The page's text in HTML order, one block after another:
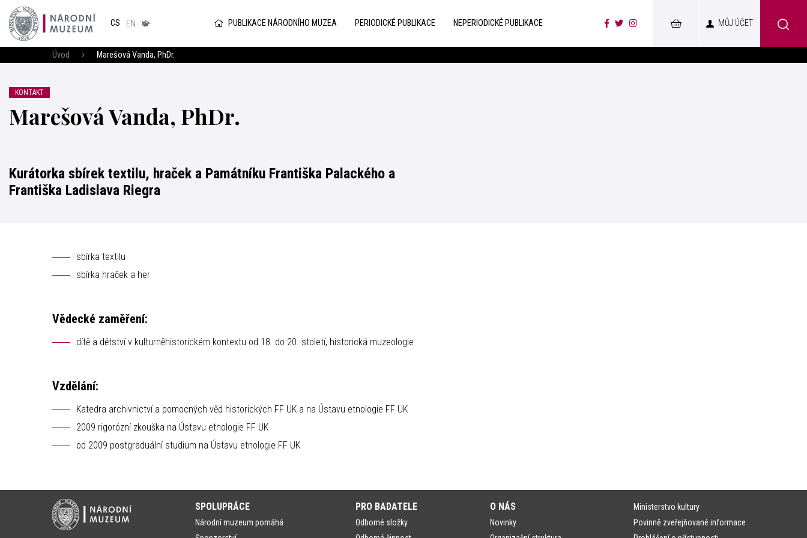
CS EN
v českém
PUBLIKACE NÁRODNÍHO MUZEA PERIODICKÉ PUBLIKACE NEPERIODICKÉ PUBLIKACE MŮJ ÚČET
Úvod Marešová Vanda, PhDr.
KONTAKT
Marešová Vanda, PhDr.
Kurátorka sbírek textilu, hraček a Památníku Františka Palackého a
Františka Ladislava Riegra
sbírka textilu
sbírka hraček a her
Vědecké zaměření:
dítě a dětství v kulturněhistorickém kontextu od 18. do 20. století, historická muzeologie
Vzdělání:
Katedra archivnictví a pomocných věd historických FF UK a na Ústavu etnologie FF UK
2009 rigorózní zkouška na Ústavu etnologie FF UK
od 2009 postgraduální studium na Ústavu etnologie FF UK
SPOLUPRÁCE
Národní muzeum pomáhá
PRO BADATELE
Odborné složky
O NÁS
Novinky
Ministerstvo kultury
Povinně zveřejňované informace